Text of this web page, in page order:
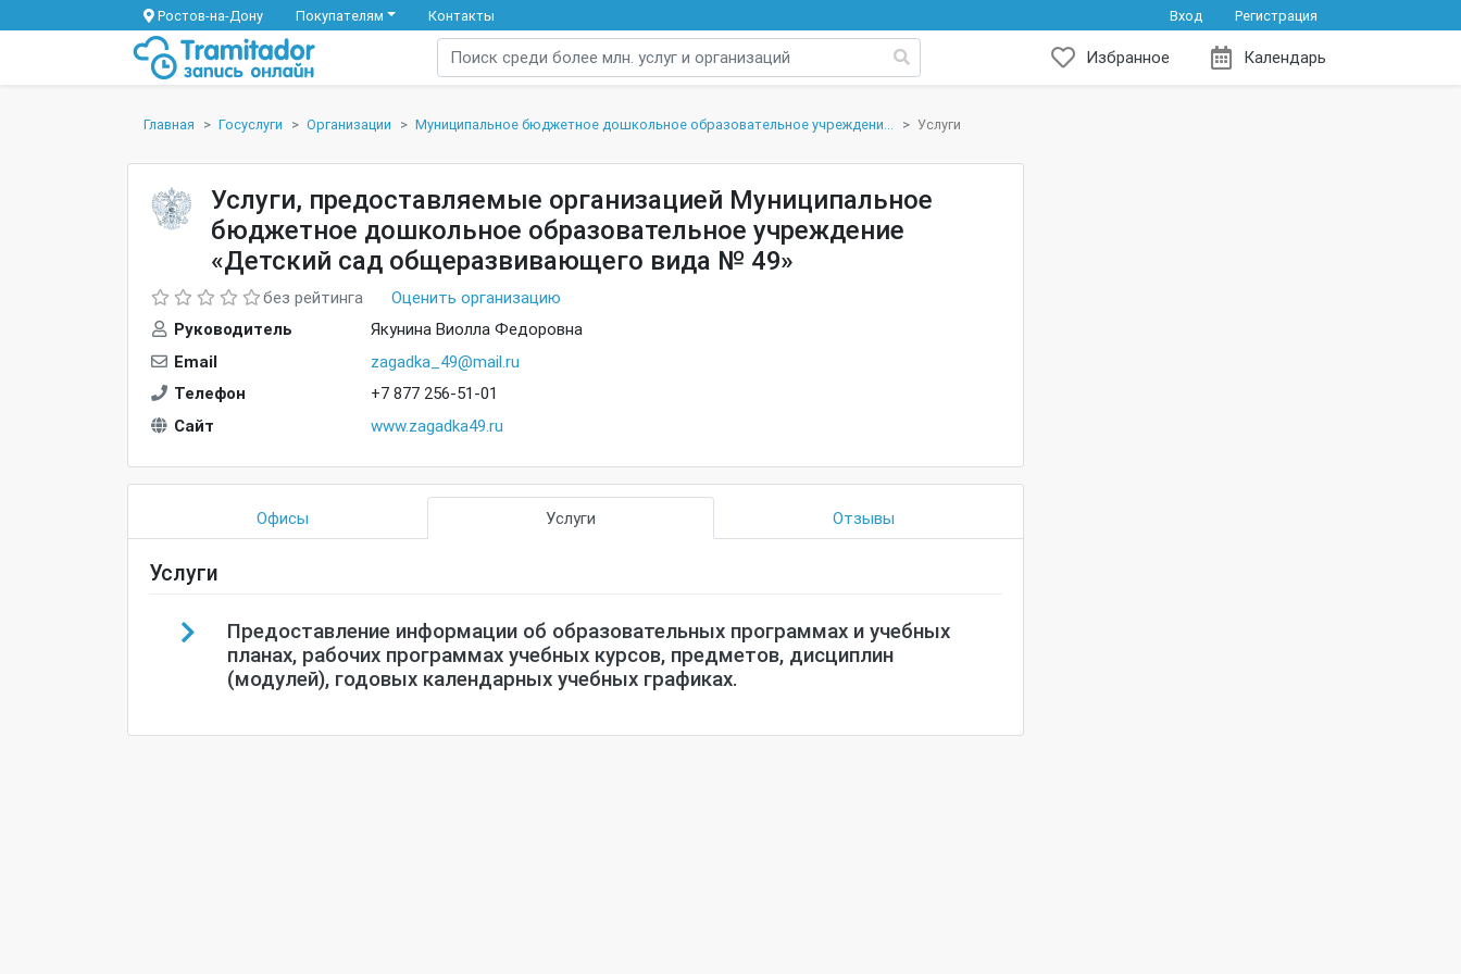
Ростов-на-Дону Покупателям Контакты Вход Регистрация
Избранное Календарь
Главная Госуслуги Организации Муниципальное бюджетное дошкольное образовательное учреждени... Услуги
Услуги, предоставляемые организацией Муниципальное
бюджетное дошкольное образовательное учреждение
«Детский сад общеразвивающего вида № 49»
без рейтинга
Оценить организацию
Руководитель
Якунина Виолла Федоровна
Email
zagadka_49@mail.ru
Телефон
+7 877 256-51-01
Сайт
www.zagadka49.ru
Офисы Услуги Отзывы
Услуги
Предоставление информации об образовательных программах и учебных
планах, рабочих программах учебных курсов, предметов, дисциплин
(модулей), годовых календарных учебных графиках.